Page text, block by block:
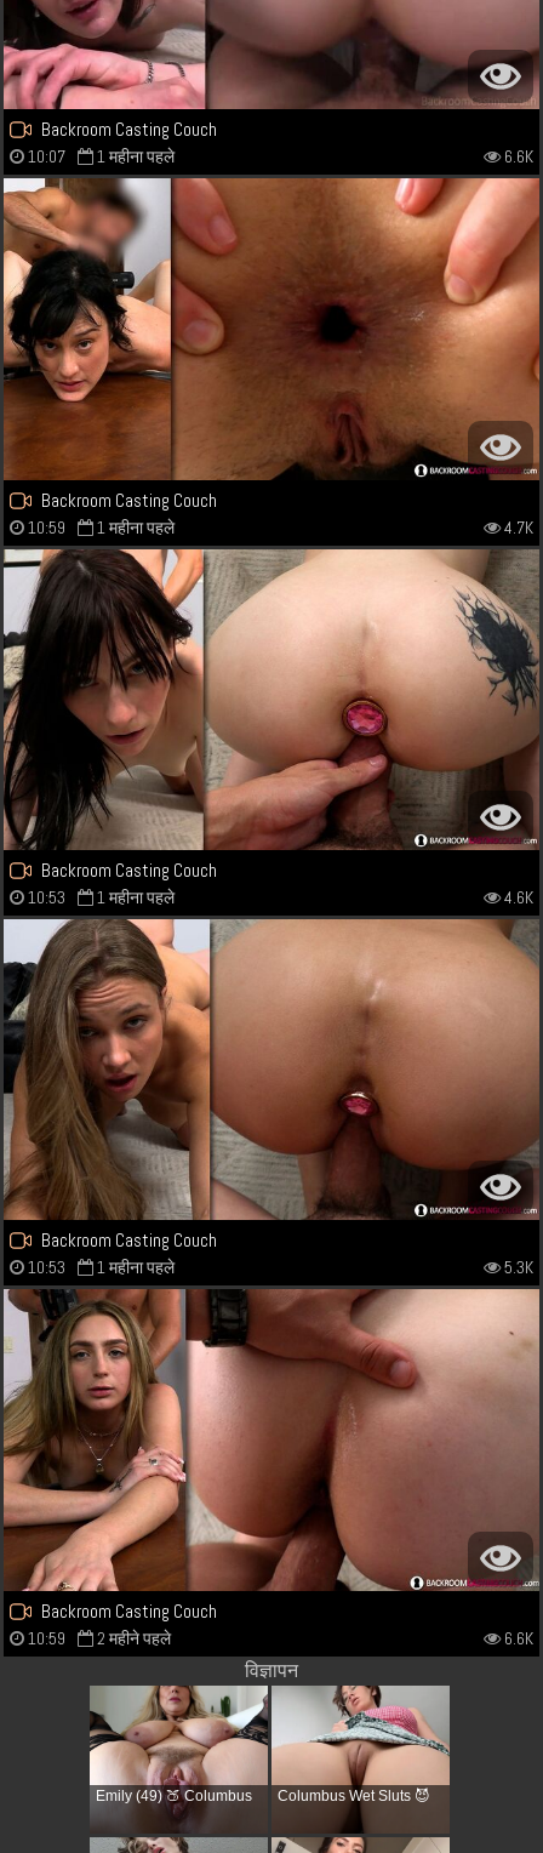
Backroom Casting Couch
10:07 1 महीना पहले 6.6K
Backroom Casting Couch
10:59 1 महीना पहले 4.7K
Backroom Casting Couch
10:53 1 महीना पहले 4.6K
Backroom Casting Couch
10:53 1 महीना पहले 5.3K
Backroom Casting Couch
10:59 2 महीने पहले 6.6K
विज्ञापन
Emily (49) 🍑 Columbus Columbus Wet Sluts 😈